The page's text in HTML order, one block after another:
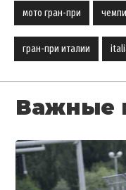
мото гран-при
гран-при италии
Важные